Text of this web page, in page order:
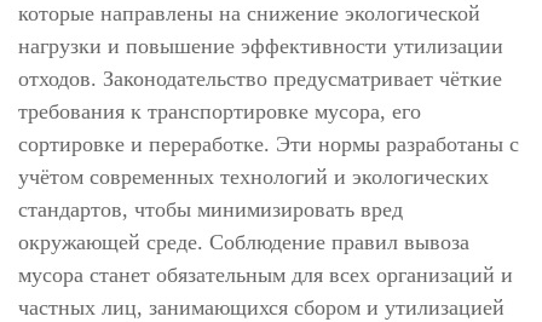
которые направлены на снижение экологической
нагрузки и повышение эффективности утилизации
отходов. Законодательство предусматривает чёткие
требования к транспортировке мусора, его
сортировке и переработке. Эти нормы разработаны с
учётом современных технологий и экологических
стандартов, чтобы минимизировать вред
окружающей среде. Соблюдение правил вывоза
мусора станет обязательным для всех организаций и
частных лиц, занимающихся сбором и утилизацией